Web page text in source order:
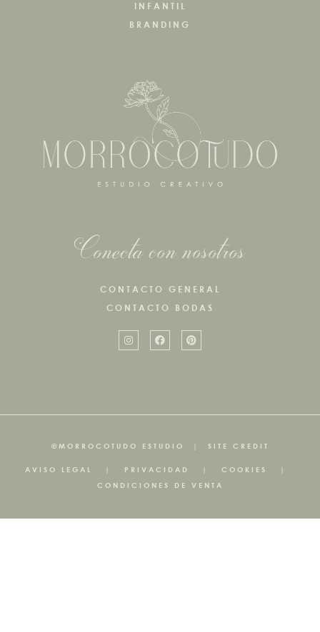
INFANTIL
BRANDING
Conecta con nosotros
CONTACTO GENERAL
CONTACTO BODAS
©MORROCOTUDO ESTUDIO | SITE CREDIT
AVISO LEGAL | PRIVACIDAD | COOKIES
|
CONDICIONES DE VENTA